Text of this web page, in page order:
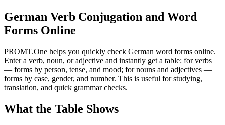
German Verb Conjugation and Word
Forms Online
PROMT.One helps you quickly check German word forms online.
Enter a verb, noun, or adjective and instantly get a table: for verbs
— forms by person, tense, and mood; for nouns and adjectives —
forms by case, gender, and number. This is useful for studying,
translation, and quick grammar checks.
What the Table Shows